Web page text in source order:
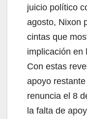
juicio político
agosto, Nixon
cintas que
implicación en
Con estas
apoyo
renuncia el 8
la falta de